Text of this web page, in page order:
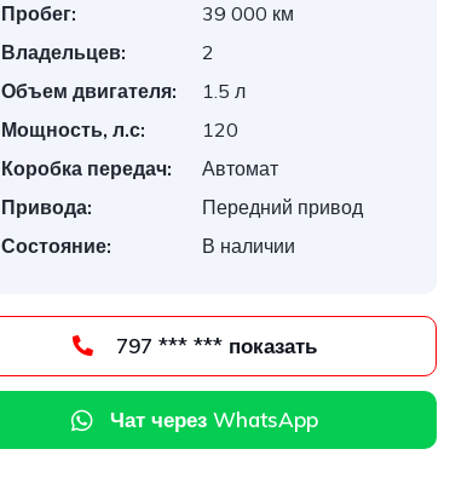
Пробег:
39 000 км
Владельцев:
2
Объем двигателя:
1.5 л
Мощность, л.с:
120
Коробка передач:
Автомат
Привода:
Передний привод
Состояние:
В наличии
797 *** *** показать
Чат через WhatsApp